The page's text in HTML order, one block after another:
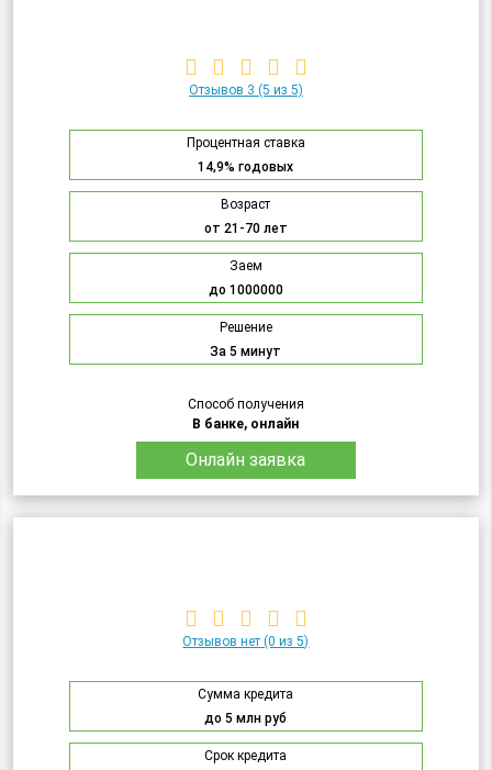
Отзывов 3 (5 из 5)
Процентная ставка
14,9% годовых
Возраст
от 21-70 лет
Заем
до 1000000
Решение
За 5 минут
Способ получения
В банке, онлайн
Онлайн заявка
Отзывов нет (0 из 5)
Сумма кредита
до 5 млн руб
Срок кредита